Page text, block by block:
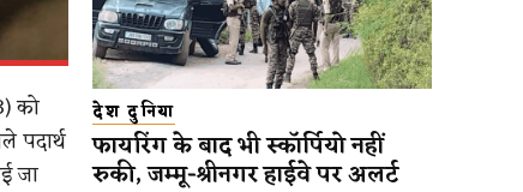
को
पदार्थ
जा
देश दुनिया
फायरिंग के बाद भी स्कॉर्पियो नहीं
रुकी, जम्मू-श्रीनगर हाईवे पर अलर्ट